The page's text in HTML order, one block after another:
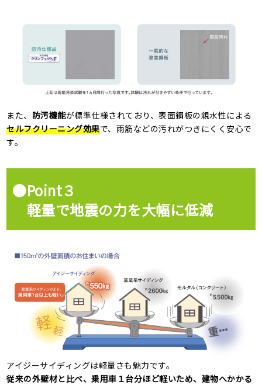
また、 防汚機能が標準仕様されており、表面鋼板の親水性による
セルフクリーニング効果で、雨筋などの汚れがつきにくく安心で
す。
●Point３
軽量で地震の力を大幅に低減
アイジーサイディングは軽量さも魅力です。
従来の外壁材と比べ、乗用車１台分ほど軽いため、建物へかかる